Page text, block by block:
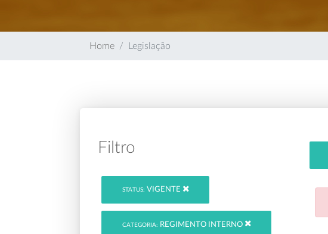
Home Legislação
Filtro
STATUS: VIGENTE
CATEGORIA: REGIMENTO INTERNO